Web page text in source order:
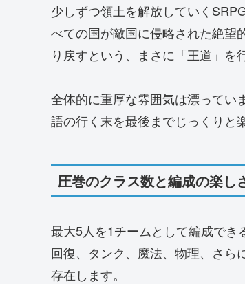
少しずつ領土を解放していく
べての国が敵国に侵略された絶望
り戻すという、まさに「王道」を
全体的に重厚な雰囲気は漂ってい
語の行く末を最後までじっくりと
圧巻のクラス数と編成の楽し
最大5人を1チームとして編成でき
回復、タンク、魔法、物理、さら
存在します。